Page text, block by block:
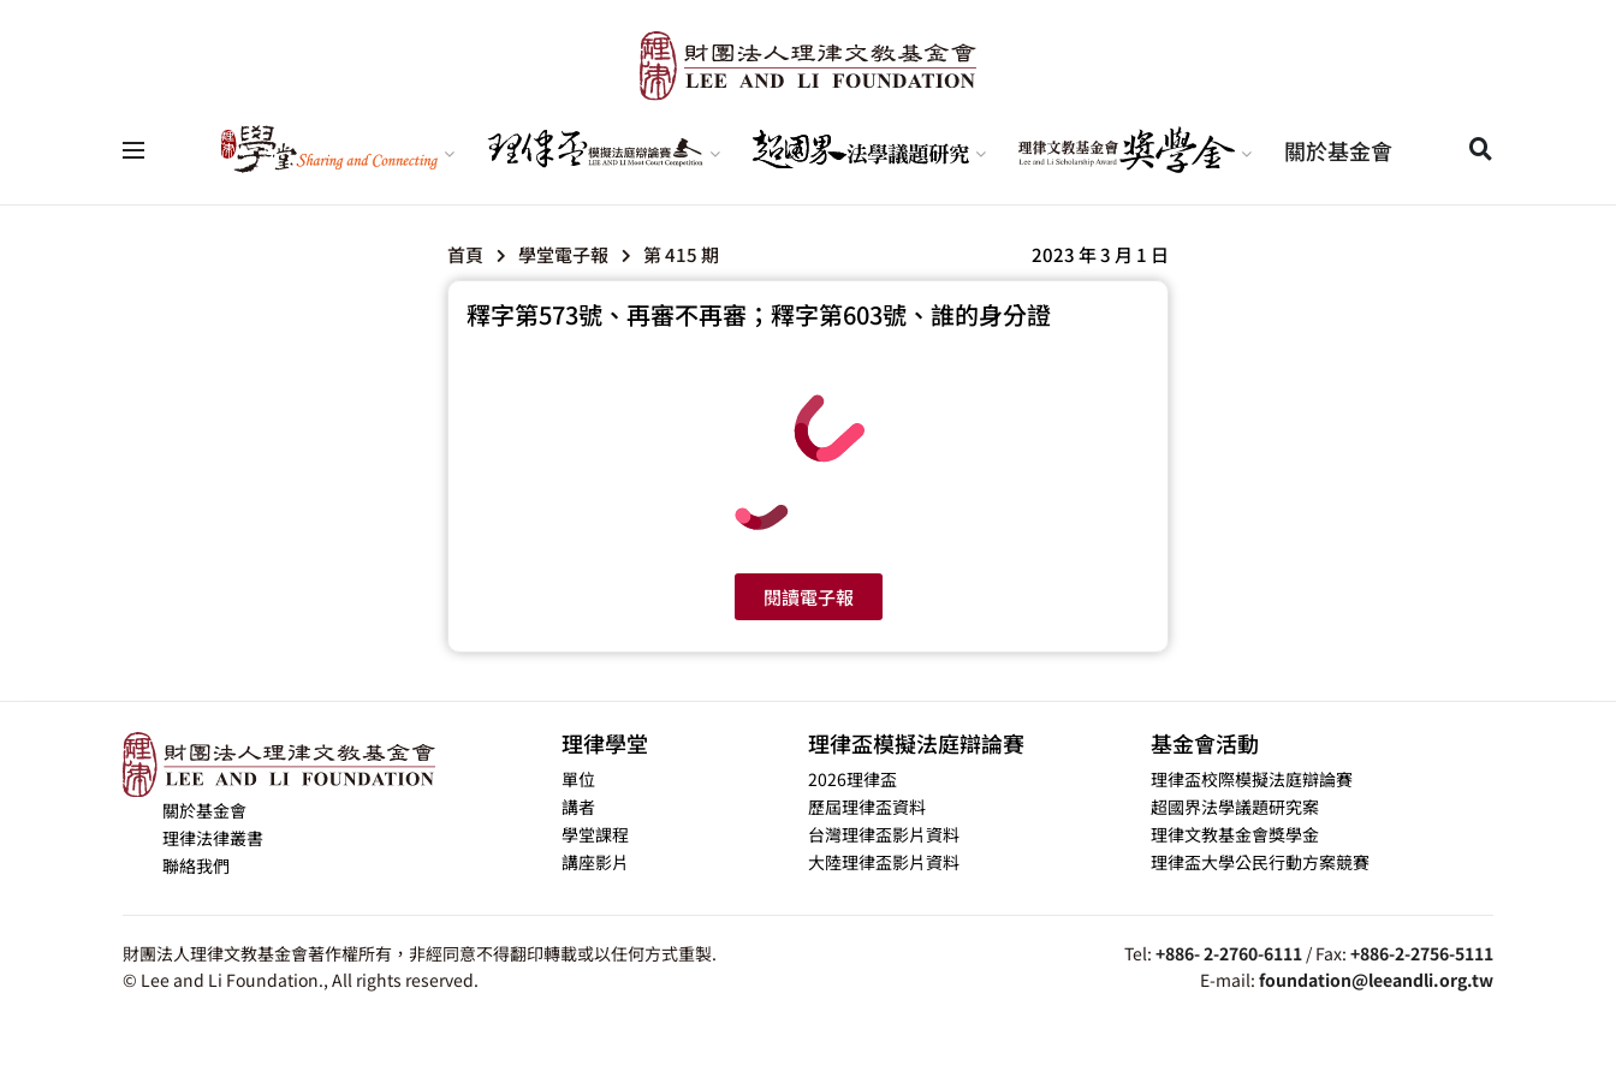
關於基金會
首頁 學堂電子報 第 415 期 2023 年 3 月 1 日
釋字第573號、再審不再審；釋字第603號、誰的身分證
閱讀電子報
關於基金會
理律法律叢書
聯絡我們
理律學堂
單位
講者
學堂課程
講座影片
理律盃模擬法庭辯論賽
2026理律盃
歷屆理律盃資料
台灣理律盃影片資料
大陸理律盃影片資料
基金會活動
理律盃校際模擬法庭辯論賽
超國界法學議題研究案
理律文教基金會獎學金
理律盃大學公民行動方案競賽
財團法人理律文教基金會著作權所有，非經同意不得翻印轉載或以任何方式重製.
© Lee and Li Foundation., All rights reserved.
Tel: +886- 2-2760-6111 / Fax: +886-2-2756-5111
E-mail: foundation@leeandli.org.tw